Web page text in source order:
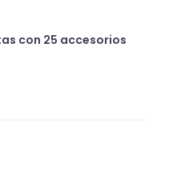
con 25 accesorios